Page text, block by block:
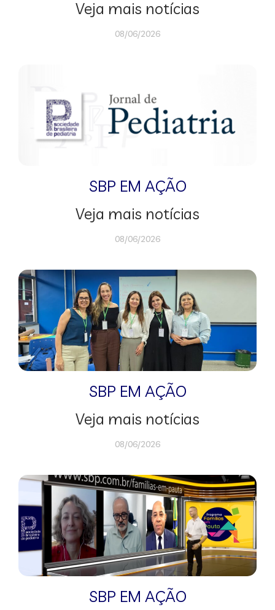
Veja mais notícias
08/06/2026
SBP EM AÇÃO
Veja mais notícias
08/06/2026
SBP EM AÇÃO
Veja mais notícias
08/06/2026
SBP EM AÇÃO